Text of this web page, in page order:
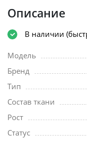
Описание
В наличии
Модель
Бренд
Тип
Состав ткани
Рост
Статус